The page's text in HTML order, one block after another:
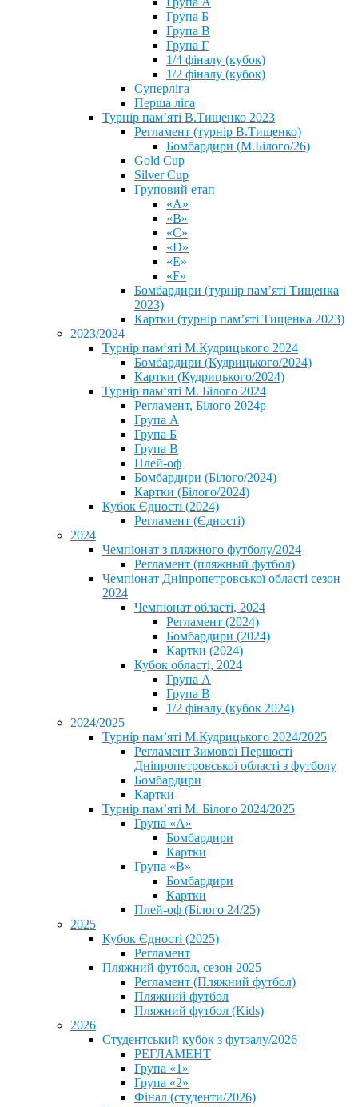
Група Б
Група В
Група Г
1/4 фіналу (кубок)
1/2 фіналу (кубок)
Суперліга
Перша ліга
Турнір пам’яті В.Тищенко 2023
Регламент (турнір В.Тищенко)
Бомбардири (М.Білого/26)
Gold Cup
Silver Cup
Груповий етап
«А»
«В»
«С»
«D»
«Е»
«F»
Бомбардири (турнір пам’яті Тищенка
2023)
Картки (турнір пам’яті Тищенка 2023)
2023/2024
⁨Турнір пам‘яті М.Кудрицького 2024
Бомбардири (Кудрицького/2024)
Картки (Кудрицького/2024)
⁨Турнір пам‘яті М. Білого 2024⁩
Регламент, Білого 2024р
Група А
Група Б
Група В
Плей-оф
Бомбардири (Білого/2024)
Картки (Білого/2024)
Кубок Єдності (2024)
Регламент (Єдності)
2024
Чемпіонат з пляжного футболу/2024
Регламент (пляжный футбол)
Чемпіонат Дніпропетровської області сезон
2024
Чемпіонат області, 2024
Регламент (2024)
Бомбардири (2024)
Картки (2024)
Кубок області, 2024
Група А
Група В
1/2 фіналу (кубок 2024)
2024/2025
Турнір пам’яті М.Кудрицького 2024/2025
Регламент Зимової Першості
Дніпропетровської області з футболу
Бомбардири
Картки
Турнір пам’яті М. Білого 2024/2025
Група «А»
Бомбардири
Картки
Група «В»
Бомбардири
Картки
Плей-оф (Білого 24/25)
2025
Кубок Єдності (2025)
Регламент
Пляжний футбол, сезон 2025
Регламент (Пляжний футбол)
Пляжний футбол
Пляжний футбол (Kids)
2026
Студентський кубок з футзалу/2026
РЕГЛАМЕНТ
Група «1»
Група «2»
Фінал (студенти/2026)